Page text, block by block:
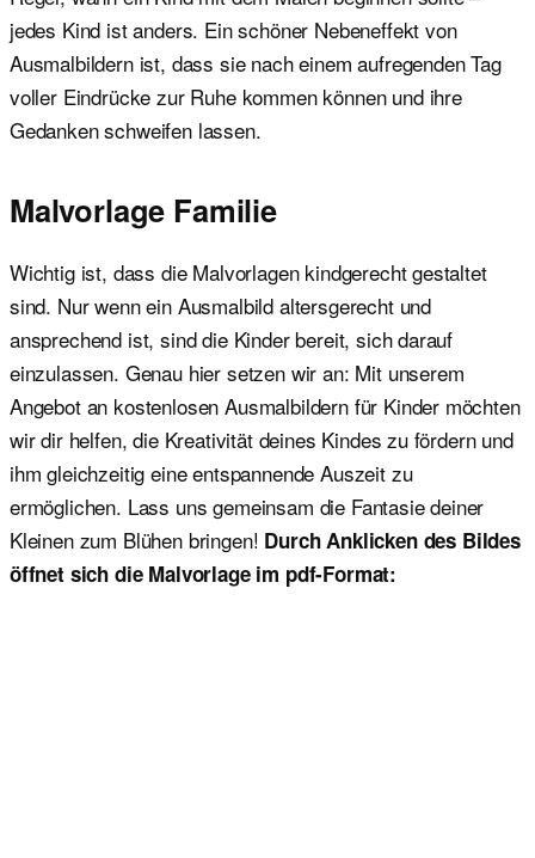
jedes Kind ist anders. Ein schöner Nebeneffekt von
Ausmalbildern ist, dass sie nach einem aufregenden Tag
voller Eindrücke zur Ruhe kommen können und ihre
Gedanken schweifen lassen.
Malvorlage Familie
Wichtig ist, dass die Malvorlagen kindgerecht gestaltet
sind. Nur wenn ein Ausmalbild altersgerecht und
ansprechend ist, sind die Kinder bereit, sich darauf
einzulassen. Genau hier setzen wir an: Mit unserem
Angebot an kostenlosen Ausmalbildern für Kinder möchten
wir dir helfen, die Kreativität deines Kindes zu fördern und
ihm gleichzeitig eine entspannende Auszeit zu
ermöglichen. Lass uns gemeinsam die Fantasie deiner
Kleinen zum Blühen bringen! Durch Anklicken des Bildes
öffnet sich die Malvorlage im pdf-Format: